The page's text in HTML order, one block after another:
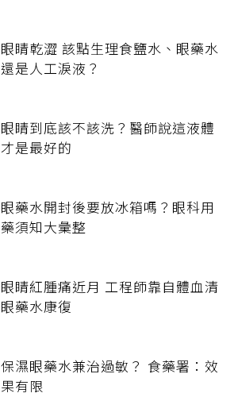
眼睛乾澀 該點生理食鹽水、眼藥水
還是人工淚液？
眼睛到底該不該洗？醫師說這液體
才是最好的
眼藥水開封後要放冰箱嗎？眼科用
藥須知大彙整
眼睛紅腫痛近月 工程師靠自體血清
眼藥水康復
保濕眼藥水兼治過敏？ 食藥署：效
果有限